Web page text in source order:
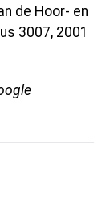
de Hoor- en
3007, 2001